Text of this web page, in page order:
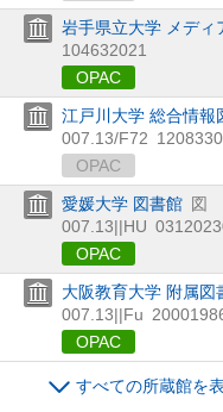
岩手県立大学 メディ
104632021
OPAC
江戸川大学 総合情報
007.13/F72
OPAC
愛媛大学 図書館 図
007.13||HU
OPAC
大阪教育大学 附属図
007.13||Fu
OPAC
すべての所蔵館を